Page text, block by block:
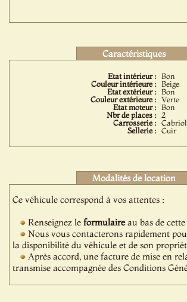
Caractéristiques
Etat intérieur : Bon
Couleur intérieure : Beige
Etat extérieur : Bon
Couleur extérieure : Verte
Etat moteur : Bon
Nbr de places :
2
Carrosserie :
Sellerie : Cuir
Modalités de location
Ce véhicule correspond à vos attentes :
Renseignez leformulaireau bas de cette
Nous vous contacterons rapidement
la disponibilité du véhicule et de son
Après accord, une facture de mise en
transmise accompagnée des Conditions